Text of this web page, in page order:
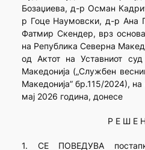
Бозаџиева, д-р Осман
р Гоце Наумовски, д-р Ана
Фатмир Скендер, врз
на Република Северна
од Актот на Уставниот
Македонија („Службен
Македонија” бр.115/2024),
мај 2026 година, донесе
Р Е Ш Е
1. СЕ ПОВЕДУВА